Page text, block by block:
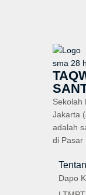
Sekolah
Jakarta
adalah
di Pasar
Dapo